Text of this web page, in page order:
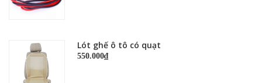
Lót ghế ô tô có quạt
550.000₫